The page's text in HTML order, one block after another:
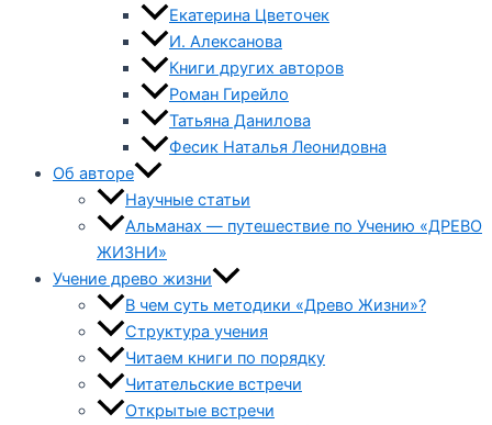
Екатерина Цветочек
И. Алексанова
Книги других авторов
Роман Гирейло
Татьяна Данилова
Фесик Наталья Леонидовна
Об авторе
Научные статьи
Альманах — путешествие по Учению «ДРЕВО
ЖИЗНИ»
Учение древо жизни
В чем суть методики «Древо Жизни»?
Структура учения
Читаем книги по порядку
Читательские встречи
Открытые встречи